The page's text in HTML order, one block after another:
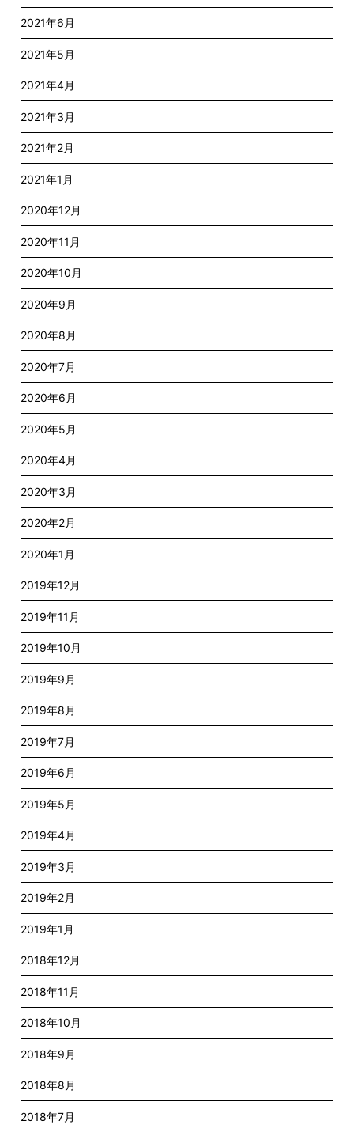
2021年6月
2021年5月
2021年4月
2021年3月
2021年2月
2021年1月
2020年12月
2020年11月
2020年10月
2020年9月
2020年8月
2020年7月
2020年6月
2020年5月
2020年4月
2020年3月
2020年2月
2020年1月
2019年12月
2019年11月
2019年10月
2019年9月
2019年8月
2019年7月
2019年6月
2019年5月
2019年4月
2019年3月
2019年2月
2019年1月
2018年12月
2018年11月
2018年10月
2018年9月
2018年8月
2018年7月